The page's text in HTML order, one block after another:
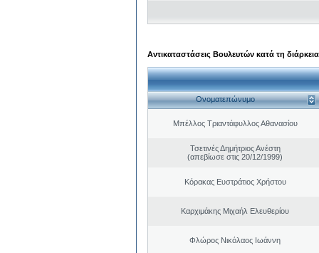
Αντικαταστάσεις Βουλευτών κατά τη
Ονοματεπώνυμο
Μπέλλος Τριαντάφυλλος Αθανασίου
Τσετινές Δημήτριος Ανέστη
(απεβίωσε στις 20/12/1999)
Κόρακας Ευστράτιος Χρήστου
Καρχιμάκης Μιχαήλ Ελευθερίου
Φλώρος Νικόλαος Ιωάννη